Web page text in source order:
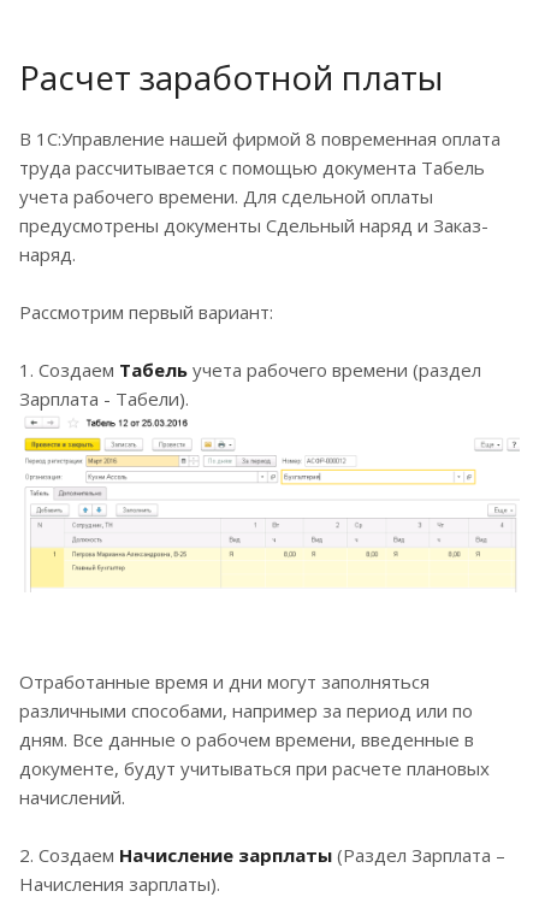
Расчет заработной платы
В 1С:Управление нашей фирмой 8 повременная оплата
труда рассчитывается с помощью документа Табель
учета рабочего времени. Для сдельной оплаты
предусмотрены документы Сдельный наряд и Заказ-
наряд.
Рассмотрим первый вариант:
1. Создаем Табель учета рабочего времени (раздел
Зарплата - Табели).
Отработанные время и дни могут заполняться
различными способами, например за период или по
дням. Все данные о рабочем времени, введенные в
документе, будут учитываться при расчете плановых
начислений.
2. Создаем Начисление зарплаты (Раздел Зарплата –
Начисления зарплаты).